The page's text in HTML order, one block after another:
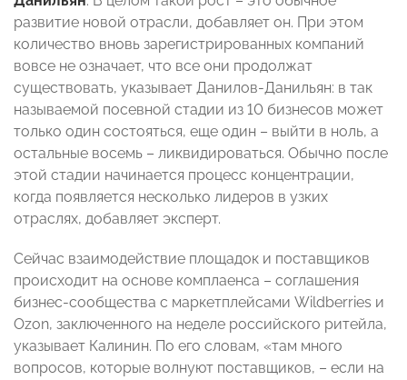
развитие новой отрасли, добавляет он. При этом
количество вновь зарегистрированных компаний
вовсе не означает, что все они продолжат
существовать, указывает Данилов-Данильян: в так
называемой посевной стадии из 10 бизнесов может
только один состояться, еще один – выйти в ноль, а
остальные восемь – ликвидироваться. Обычно после
этой стадии начинается процесс концентрации,
когда появляется несколько лидеров в узких
отраслях, добавляет эксперт.
Сейчас взаимодействие площадок и поставщиков
происходит на основе комплаенса – соглашения
бизнес-сообщества с маркетплейсами Wildberries и
Ozon, заключенного на неделе российского ритейла,
указывает Калинин. По его словам, «там много
вопросов, которые волнуют поставщиков, – если на